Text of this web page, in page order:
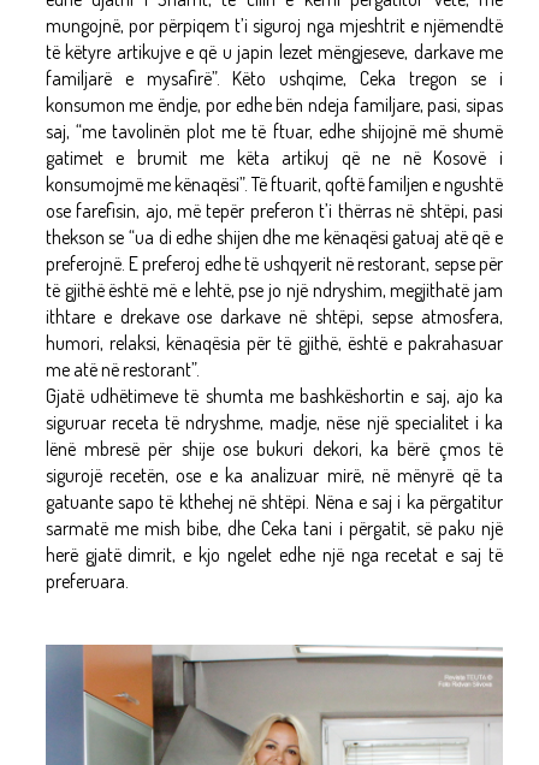
mungojnë, por përpiqem t’i siguroj nga mjeshtrit e njëmendtë
të këtyre artikujve e që u japin lezet mëngjeseve, darkave me
familjarë e mysafirë”. Këto ushqime, Ceka tregon se i
konsumon me ëndje, por edhe bën ndeja familjare, pasi, sipas
saj, “me tavolinën plot me të ftuar, edhe shijojnë më shumë
gatimet e brumit me këta artikuj që ne në Kosovë i
konsumojmë me kënaqësi”. Të ftuarit, qoftë familjen e ngushtë
ose farefisin, ajo, më tepër preferon t’i thërras në shtëpi, pasi
thekson se “ua di edhe shijen dhe me kënaqësi gatuaj atë që e
preferojnë. E preferoj edhe të ushqyerit në restorant, sepse për
të gjithë është më e lehtë, pse jo një ndryshim, megjithatë jam
ithtare e drekave ose darkave në shtëpi, sepse atmosfera,
humori, relaksi, kënaqësia për të gjithë, është e pakrahasuar
me atë në restorant”.
Gjatë udhëtimeve të shumta me bashkëshortin e saj, ajo ka
siguruar receta të ndryshme, madje, nëse një specialitet i ka
lënë mbresë për shije ose bukuri dekori, ka bërë çmos të
sigurojë recetën, ose e ka analizuar mirë, në mënyrë që ta
gatuante sapo të kthehej në shtëpi. Nëna e saj i ka përgatitur
sarmatë me mish bibe, dhe Ceka tani i përgatit, së paku një
herë gjatë dimrit, e kjo ngelet edhe një nga recetat e saj të
preferuara.